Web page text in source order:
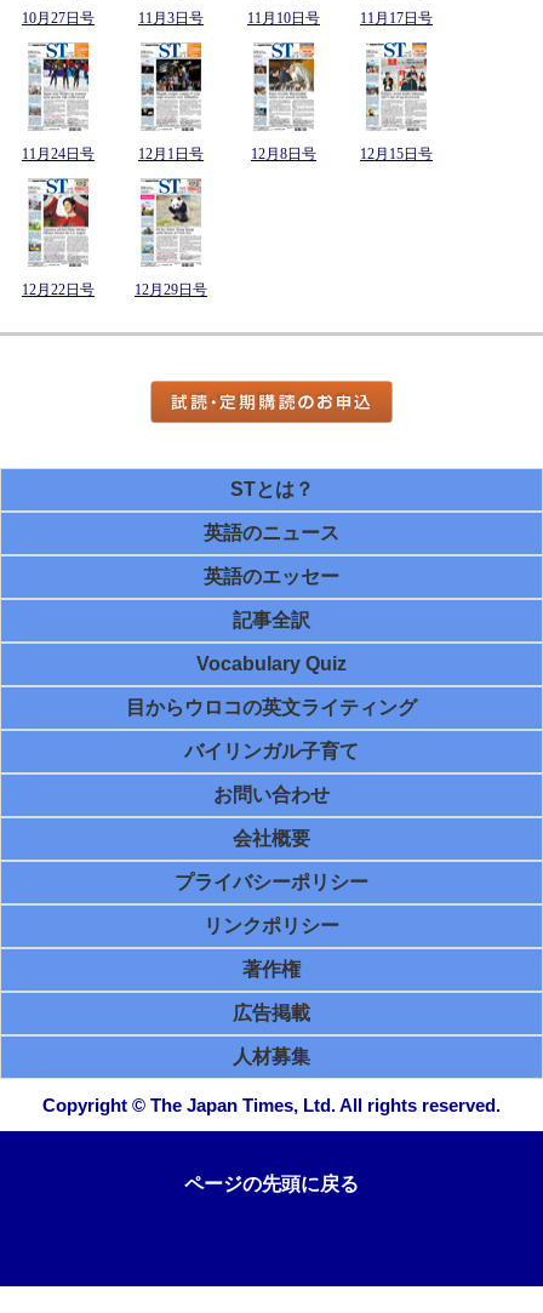
10月27日号 11月3日号 11月10日号 11月17日号
11月24日号 12月1日号 12月8日号 12月15日号
12月22日号 12月29日号
STとは？
英語のニュース
英語のエッセー
記事全訳
Vocabulary Quiz
目からウロコの英文ライティング
バイリンガル子育て
お問い合わせ
会社概要
プライバシーポリシー
リンクポリシー
著作権
広告掲載
人材募集
Copyright © The Japan Times, Ltd. All rights reserved.
ページの先頭に戻る